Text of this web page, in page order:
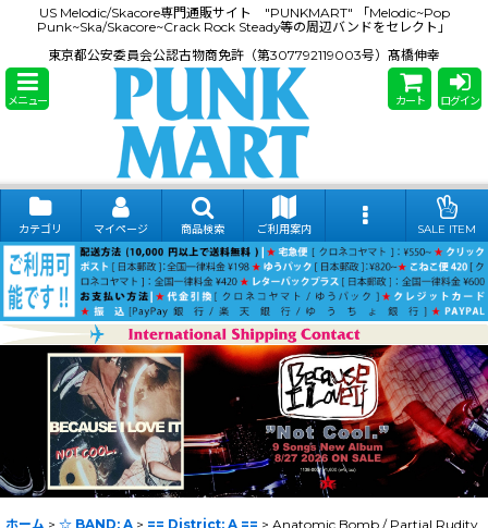
US Melodic/Skacore専門通販サイト "PUNKMART" 「Melodic~Pop
Punk~Ska/Skacore~Crack Rock Steady等の周辺バンドをセレクト」
東京都公安委員会公認古物商免許（第307792119003号）髙橋伸幸
メニュー カート ログイン
カテゴリ マイページ 商品検索 ご利用案内 SALE ITEM
ホーム > ☆ BAND: A > == District: A == > Anatomic Bomb / Partial Rudity